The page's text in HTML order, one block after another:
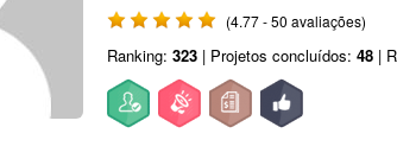
(4.77 - 50 avaliações)
Ranking: 323 | Projetos concluídos: 48 |